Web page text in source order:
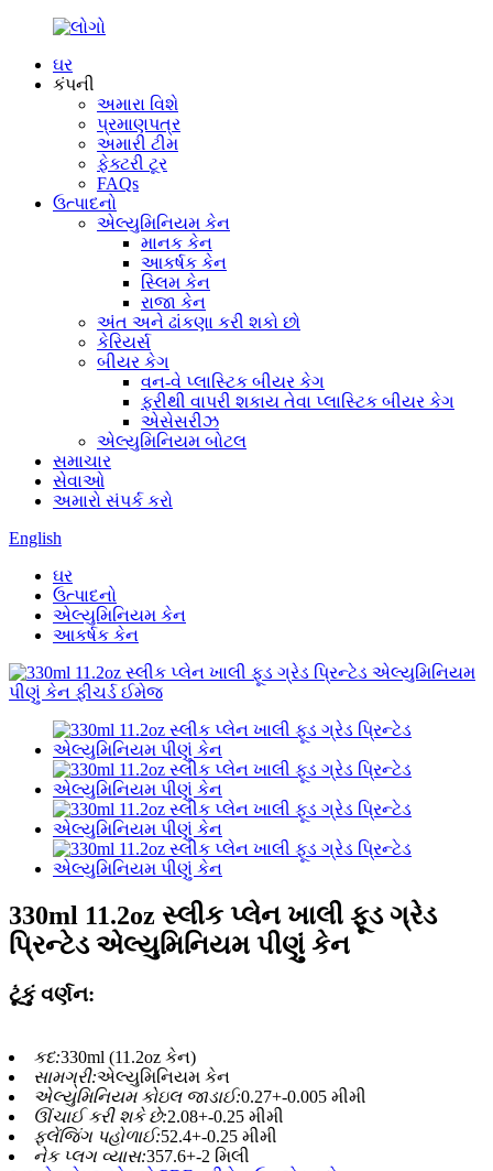
ઘર
કંપની
અમારા વિશે
પ્રમાણપત્ર
અમારી ટીમ
ફેક્ટરી ટૂર
FAQs
ઉત્પાદનો
એલ્યુમિનિયમ કેન
માનક કેન
આકર્ષક કેન
સ્લિમ કેન
રાજા કેન
અંત અને ઢાંકણા કરી શકો છો
કેરિયર્સ
બીયર કેગ
વન-વે પ્લાસ્ટિક બીયર કેગ
ફરીથી વાપરી શકાય તેવા પ્લાસ્ટિક બીયર કેગ
એસેસરીઝ
એલ્યુમિનિયમ બોટલ
સમાચાર
સેવાઓ
અમારો સંપર્ક કરો
English
ઘર
ઉત્પાદનો
એલ્યુમિનિયમ કેન
આકર્ષક કેન
330ml 11.2oz સ્લીક પ્લેન ખાલી ફૂડ ગ્રેડ
પ્રિન્ટેડ એલ્યુમિનિયમ પીણું કેન
ટૂંકું વર્ણન:
કદ:330ml (11.2oz કેન)
સામગ્રી:એલ્યુમિનિયમ કેન
એલ્યુમિનિયમ કોઇલ જાડાઈ:0.27+-0.005 મીમી
ઊંચાઈ કરી શકે છે:2.08+-0.25 મીમી
ફ્લેંજિંગ પહોળાઈ:52.4+-0.25 મીમી
નેક પ્લગ વ્યાસ:357.6+-2 મિલી